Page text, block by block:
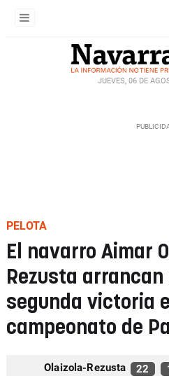
JUEVES, 06 DE
PELOTA
El navarro Aimar
Rezusta
segunda victoria
campeonato de
Olaizola-Rezusta 22